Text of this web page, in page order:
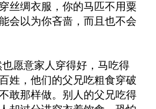
丝绸衣服，你的马匹不用粟
会以为你吝啬，而且也不会
愿意家人穿得好，马吃得
姓，他们的父兄吃粗食穿破
敢那样做。别人的父兄吃得